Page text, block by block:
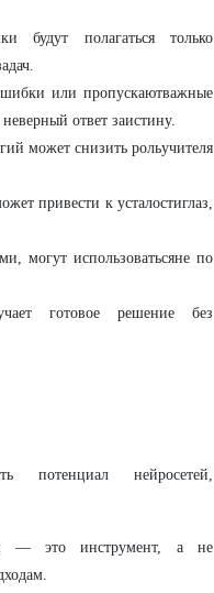
будут полагаться только
или пропускаютважные
ответ заистину.
может снизить рольучителя
привести к усталостиглаз,
могут использоватьсяне по
готовое решение без
потенциал нейросетей,
— это инструмент, а не